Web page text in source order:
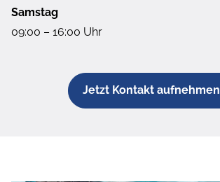
Samstag
09:00 – 16:00 Uhr
Jetzt Kontakt aufnehmen